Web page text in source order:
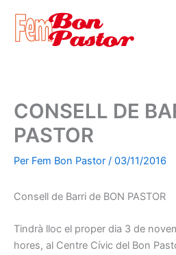
contingut
CONSELL DE
PASTOR
Per Fem Bon Pastor / 03/11/2016
Consell de Barri de BON PASTOR
Tindrà lloc el proper dia 3 de
hores, al Centre Cívic del Bon